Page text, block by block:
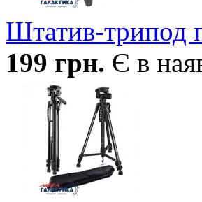
Штатив-трипод
199 грн. Є в